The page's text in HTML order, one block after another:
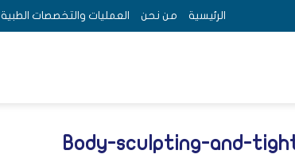
الرئيسية من نحن العمليات والتخصصات الطبية
Body-sculpting-and-